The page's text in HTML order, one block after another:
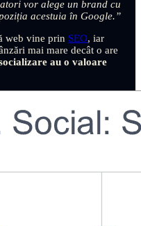
vor alege un brand cu
acestuia în Google.”
web vine prin SEO, iar
mai mare decât o are
au o valoare